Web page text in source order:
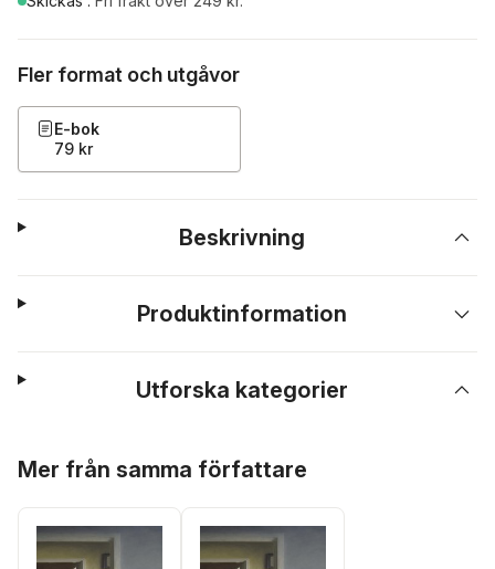
Fler format och utgåvor
E-bok
79 kr
Beskrivning
Produktinformation
Utforska kategorier
Mer från samma författare